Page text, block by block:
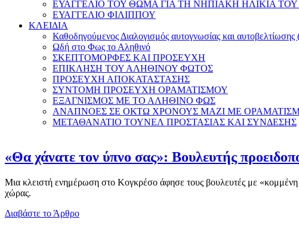
ΕΥΑΓΓΕΛΙΟ ΤΟΥ ΘΩΜΑ ΓΙΑ ΤΗ ΝΗΠΙΑΚΗ ΗΛΙΚΙΑ ΤΟΥ
ΕΥΑΓΓΕΛΙΟ ΦΙΛΙΠΠΟΥ
ΚΛΕΙΔΙΑ
Καθοδηγούμενος Διαλογισμός αυτογνωσίας και αυτοβελτίωσης
Ωδή στο Φως το Αληθινό
ΣΚΕΠΤΟΜΟΡΦΕΣ ΚΑΙ ΠΡΟΣΕΥΧΗ
ΕΠΙΚΛΗΣΗ ΤΟΥ ΑΛΗΘΙΝΟΥ ΦΩΤΟΣ
ΠΡΟΣΕΥΧΗ ΑΠΟΚΑΤΑΣΤΑΣΗΣ
ΣΥΝΤΟΜΗ ΠΡΟΣΕΥΧΗ ΟΡΑΜΑΤΙΣΜΟΥ
ΕΞΑΓΝΙΣΜΟΣ ΜΕ ΤΟ ΑΛΗΘΙΝΟ ΦΩΣ
ΑΝΑΠΝΟΕΣ ΣΕ ΟΚΤΩ ΧΡΟΝΟΥΣ ΜΑΖΙ ΜΕ
ΜΕΤΑΘΑΝΑΤΙΟ ΤΟΥΝΕΛ ΠΡΟΣΤΑΣΙΑΣ ΚΑΙ ΣΥΝΔΕΣΗΣ
«Θα χάνατε τον ύπνο σας»: Βουλευτής
Μια κλειστή ενημέρωση στο Κογκρέσο άφησε τους βουλευτές με «κομμένη
χώρας.
Διαβάστε το Άρθρο